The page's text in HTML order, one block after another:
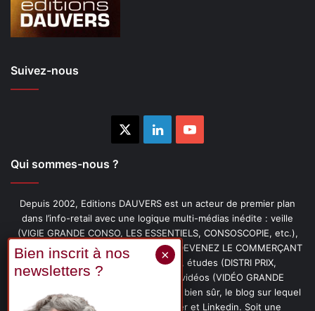
Suivez-nous
LinkedinYouTube
Qui sommes-nous ?
Depuis 2002, Editions DAUVERS est un acteur de premier plan
dans l’info-retail avec une logique multi-médias inédite : veille
(VIGIE GRANDE CONSO, LES ESSENTIELS, CONSOSCOPIE, etc.),
livres (PENSER-CLIENT, IMAGE-PRIX, DEVENEZ LE COMMERÇANT
PRÉFÉRÉ DE VOS CLIENTS, etc.), études (DISTRI PRIX,
PROMOFLASH, DRIVE INSIGHTS), vidéos (VIDÉO GRANDE
CONSO), podcasts (CAFÉ CONSO) et, bien sûr, le blog sur lequel
vous êtes, ainsi que les fils Twitter et Linkedin. Soit une